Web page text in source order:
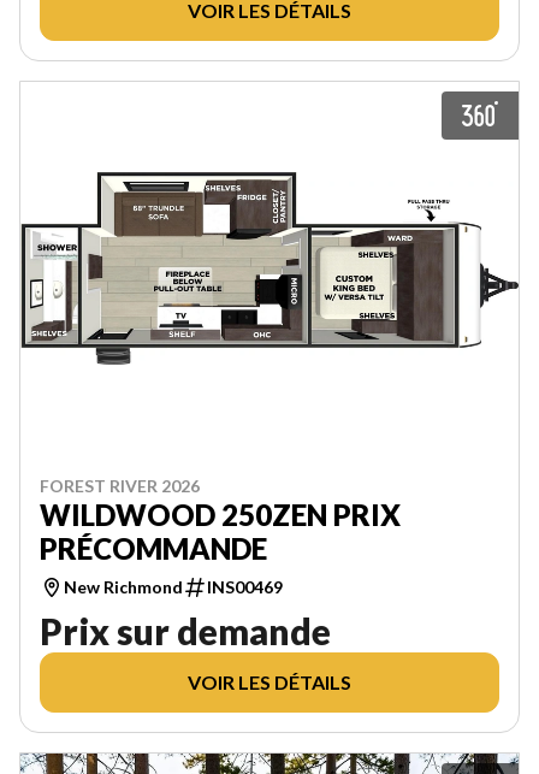
VOIR LES DÉTAILS
FOREST RIVER 2026
WILDWOOD 250ZEN PRIX
PRÉCOMMANDE
New Richmond INS00469
Prix sur demande
VOIR LES DÉTAILS